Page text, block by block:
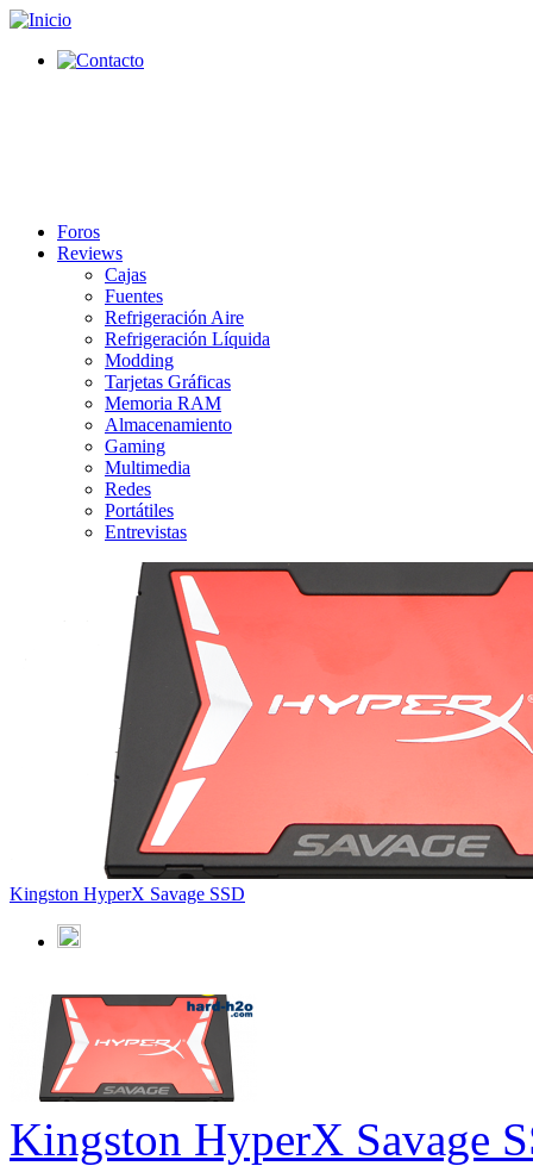
Foros
Reviews
Cajas
Fuentes
Refrigeración Aire
Refrigeración Líquida
Modding
Tarjetas Gráficas
Memoria RAM
Almacenamiento
Gaming
Multimedia
Redes
Portátiles
Entrevistas
Kingston HyperX Savage SSD
Kingston HyperX Savage